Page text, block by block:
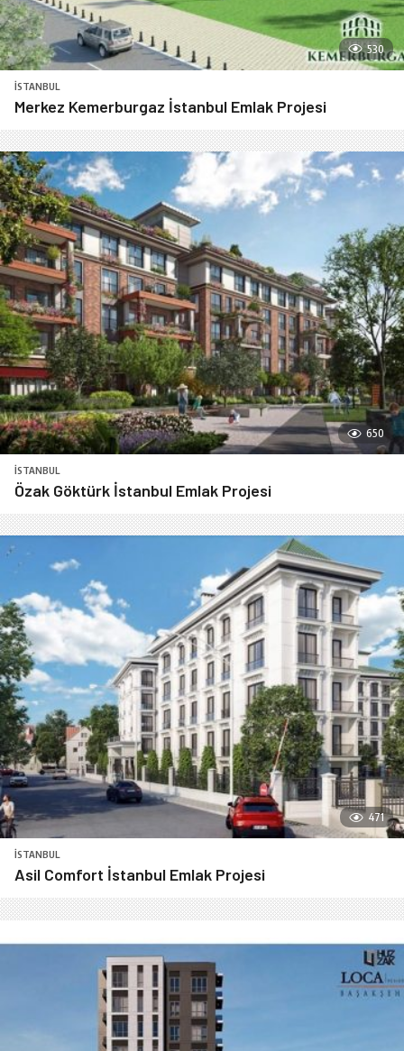
530
İSTANBUL
Merkez Kemerburgaz İstanbul Emlak Projesi
650
İSTANBUL
Özak Göktürk İstanbul Emlak Projesi
471
İSTANBUL
Asil Comfort İstanbul Emlak Projesi